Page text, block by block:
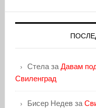
Стелаза Давам
Свиленград
Бисер Недевза